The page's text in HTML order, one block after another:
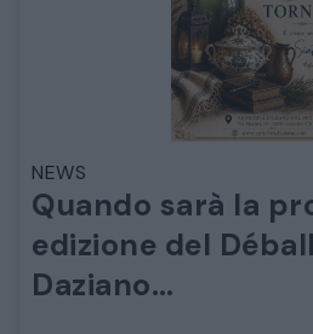
CREDENZE – DOPPI
SALE DA PRANZO –
ARREDO DA
DECORAZIONI
NEWS
Quando sarà la
edizione del
Daziano…